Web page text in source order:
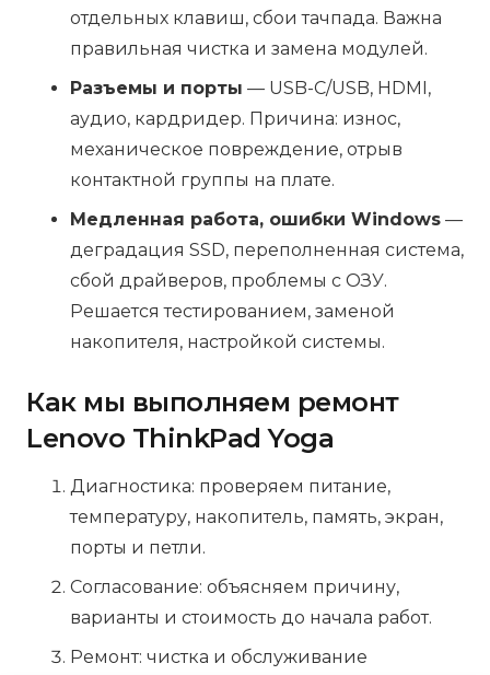
отдельных клавиш, сбои тачпада. Важна
правильная чистка и замена модулей.
Разъемы и порты — USB-C/USB, HDMI,
аудио, кардридер. Причина: износ,
механическое повреждение, отрыв
контактной группы на плате.
Медленная работа, ошибки Windows —
деградация SSD, переполненная система,
сбой драйверов, проблемы с ОЗУ.
Решается тестированием, заменой
накопителя, настройкой системы.
Как мы выполняем ремонт
Lenovo ThinkPad Yoga
Диагностика: проверяем питание,
температуру, накопитель, память, экран,
порты и петли.
Согласование: объясняем причину,
варианты и стоимость до начала работ.
Ремонт: чистка и обслуживание